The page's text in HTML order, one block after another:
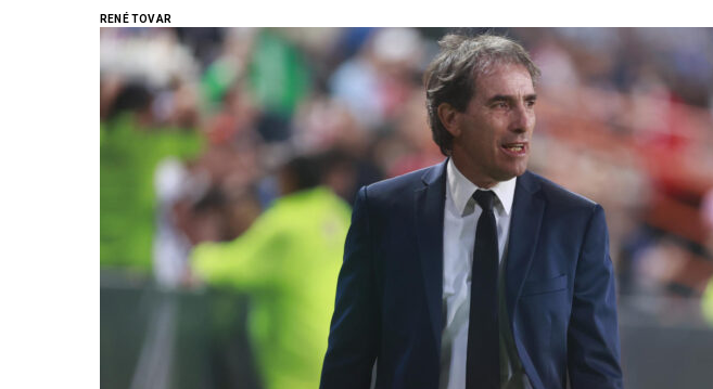
RENÉ TOVAR